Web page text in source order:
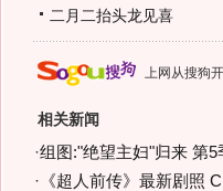
二月二抬头龙见喜
上网从搜狗
相关新闻
·组图:"绝望主妇"归来 第
· 《超人前传》最新剧照